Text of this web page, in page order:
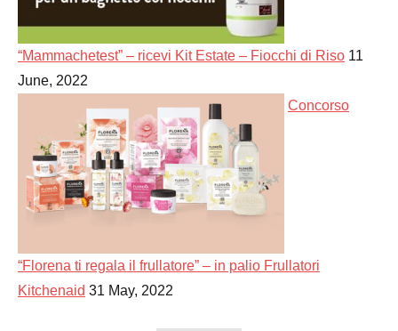
“Mammachetest” – ricevi Kit Estate – Fiocchi di Riso 11
June, 2022
Concorso
“Florena ti regala il frullatore” – in palio Frullatori
Kitchenaid 31 May, 2022